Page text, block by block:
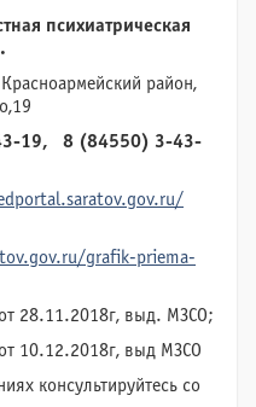
психиатрическая
район,
19, 8 (84550) 3-43-
grafik-priema-
28.11.2018г, выд. МЗСО;
10.12.2018г, выд МЗСО
консультируйтесь со